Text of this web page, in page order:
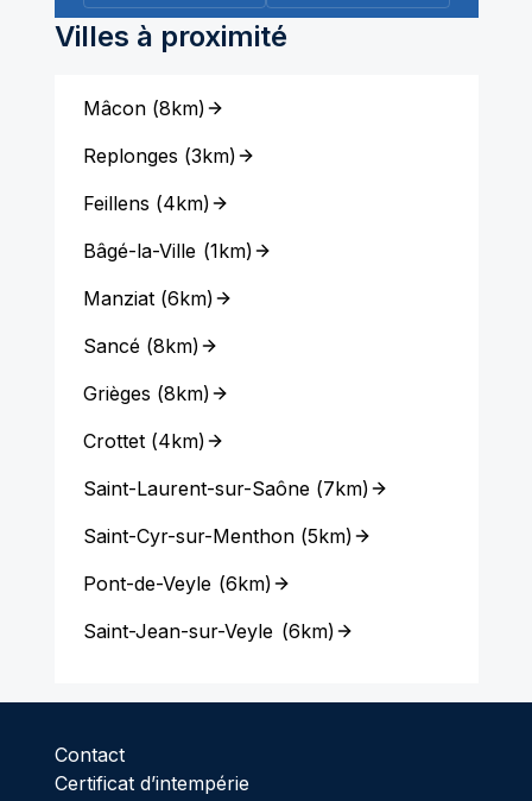
Villes à proximité
Mâcon(8km)
Replonges (3km)
Feillens (4km)
Bâgé-la-Ville (1km)
Manziat(6km)
Sancé(8km)
Grièges (8km)
Crottet(4km)
Saint-Laurent-sur-Saône(7km)
Saint-Cyr-sur-Menthon(5km)
Pont-de-Veyle (6km)
Saint-Jean-sur-Veyle (6km)
Contact
Certificat d’intempérie